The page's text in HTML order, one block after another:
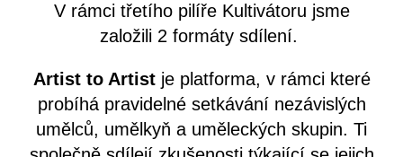
V rámci třetího pilíře Kultivátoru jsme
založili 2 formáty sdílení.
Artist to Artistje platforma, v rámci které
probíhá pravidelné setkávání nezávislých
umělců, umělkyň a uměleckých skupin. Ti